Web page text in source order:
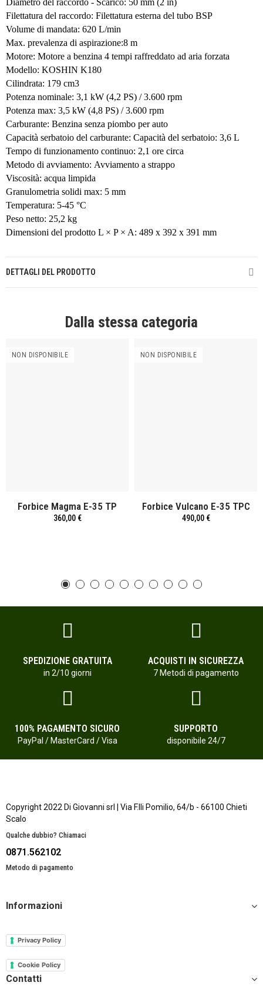
Diametro del raccordo - Scarico: 50 mm (2 in)
Filettatura del raccordo: Filettatura esterna del tubo BSP
Volume di mandata: 620 L/min
Max. prevalenza di aspirazione:8 m
Motore: Motore a benzina 4 tempi raffreddato ad aria forzata
Modello: KOSHIN K180
Cilindrata: 179 cm3
Potenza nominale: 3,1 kW (4,2 PS) / 3.600 rpm
Potenza max: 3,5 kW (4,8 PS) / 3.600 rpm
Carburante: Benzina senza piombo per auto
Capacità serbatoio del carburante: Capacità del serbatoio: 3,6 L
Tempo di funzionamento continuo: 2,1 ore circa
Metodo di avviamento: Avviamento a strappo
Viscosità: acqua limpida
Granulometria solidi max: 5 mm
Temperatura: 5-45 °C
Peso netto: 25,2 kg
Dimensioni del prodotto L × P × A: 489 x 392 x 391 mm
DETTAGLI DEL PRODOTTO
Dalla stessa categoria
NON DISPONIBILE
Forbice Magma E-35 TP
360,00 €
NON DISPONIBILE
Forbice Vulcano E-35 TPC
490,00 €
SPEDIZIONE GRATUITA
in 2/10 giorni
ACQUISTI IN SICUREZZA
7 Metodi di pagamento
100% PAGAMENTO SICURO
PayPal / MasterCard / Visa
SUPPORTO
disponibile 24/7
Copyright 2022 Di Giovanni srl | Via F.lli Pomilio, 64/b - 66100 Chieti
Scalo
Qualche dubbio? Chiamaci
0871.562102
Metodo di pagamento
Informazioni
Privacy Policy
Cookie Policy
Contatti